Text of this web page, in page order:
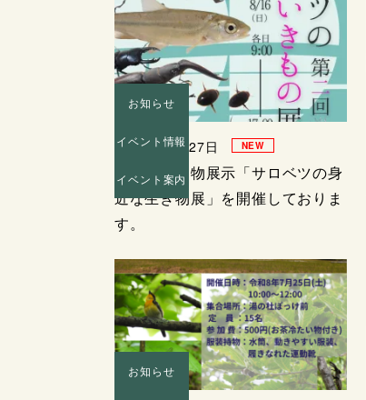
お知らせ
イベント情報
イベント案内
2026年07月27日 NEW
今年も生き物展示「サロベツの身
近な生き物展」を開催しておりま
す。
お知らせ